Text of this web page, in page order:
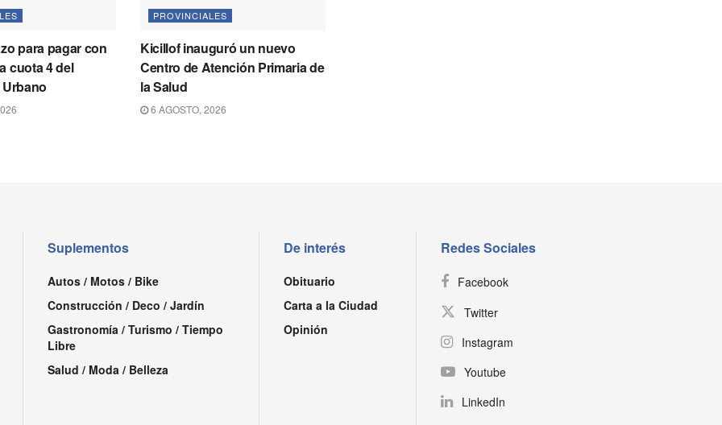
para pagar con
cuota 4 del
PROVINCIALES
Kicillof inauguró un nuevo
Centro de Atención Primaria de
la Salud
6 AGOSTO, 2026
Suplementos
Autos / Motos / Bike
Construcción / Deco / Jardín
Gastronomía / Turismo / Tiempo
Libre
Salud / Moda / Belleza
De interés
Obituario
Carta a la Ciudad
Opinión
Redes Sociales
Facebook
Twitter
Instagram
Youtube
LinkedIn